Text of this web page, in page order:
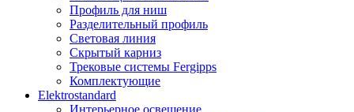
Профиль для ниш
Разделительный профиль
Световая линия
Скрытый карниз
Трековые системы Fergipps
Комплектующие
Elektrostandard